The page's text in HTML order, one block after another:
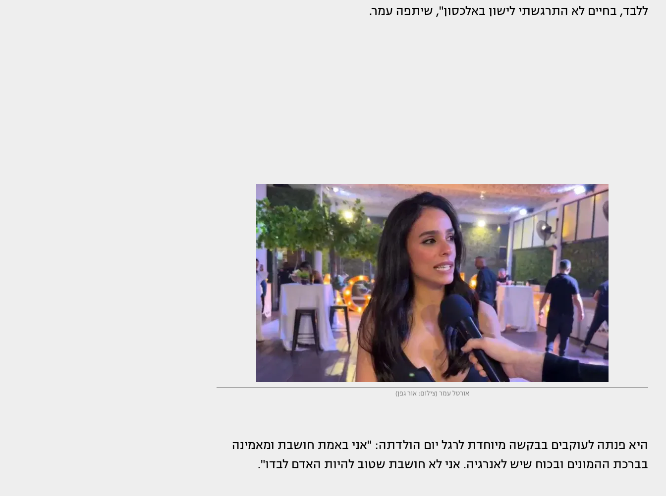
ללבד, בחיים לא התרגשתי לישון באלכסון", שיתפה עמר.
אורטל עמר (צילום: אור גפן)
היא פנתה לעוקבים בבקשה מיוחדת לרגל יום הולדתה: "אני באמת חושבת ומאמינה
בברכת ההמונים ובכוח שיש לאנרגיה. אני לא חושבת שטוב להיות האדם לבדו".